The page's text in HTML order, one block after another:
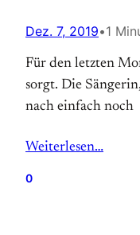
Dez. 7, 2019•1
Für den letzten
sorgt. Die
nach einfach noch
Weiterlesen…
0